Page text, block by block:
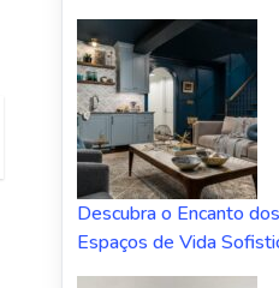
Descubra o Encanto
Espaços de Vida